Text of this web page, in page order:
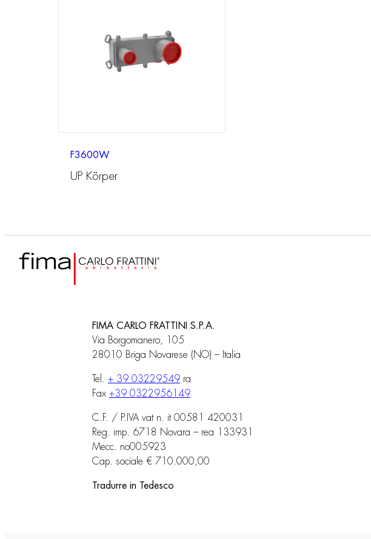
F3600W
UP Körper
FIMA CARLO FRATTINI S.P.A.
Via Borgomanero, 105
28010 Briga Novarese (NO) – Italia
Tel. + 39 03229549 ra
Fax +39 0322956149
C.F. / P.IVA vat n. it 00581 420031
Reg. imp. 6718 Novara – rea 133931
Mecc. no005923
Cap. sociale € 710.000,00
Tradurre in Tedesco